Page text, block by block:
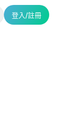
登入/註冊